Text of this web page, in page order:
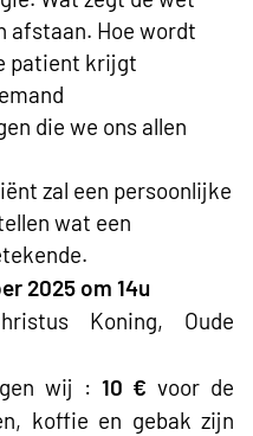
afstaan. Hoe wordt
patient krijgt
die we ons allen
zal een persoonlijke
wat een
2025 om 14u
Koning, Oude
wij : 10 € voor de
koffie en gebak zijn